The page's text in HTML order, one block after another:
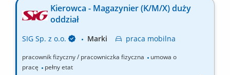
zgodnie z przygotowanym planem; Stosowanie się do
panujących procedur oraz przepisów BHP;
Kierowca - Magazynier (K/M/X) duży
oddział
SIG Sp. z o.o. Marki praca mobilna
pracownik fizyczny / pracowniczka fizyczna
umowa o
pracę
pełny etat